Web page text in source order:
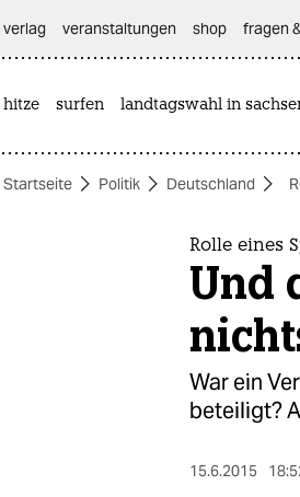
themen
verlag
veranstaltungen shop fragen
hitze surfen landtagswahl in
Startseite Politik Deutschland
Rolle eines
Und
War ein
beteiligt?
15.6.2015